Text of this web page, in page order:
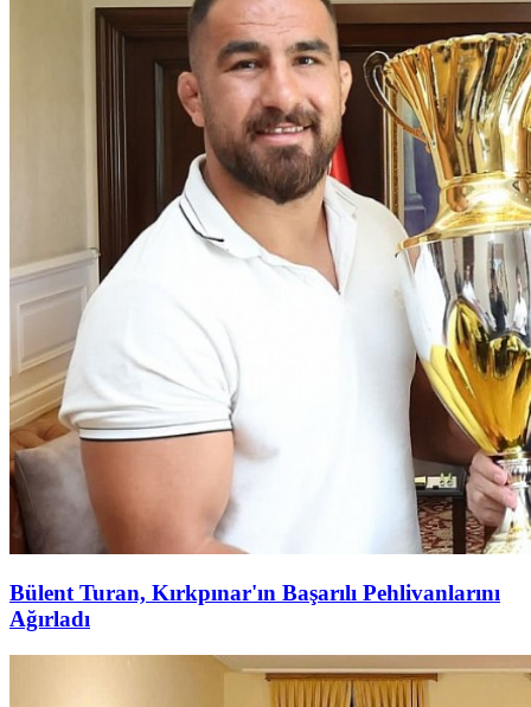
Bülent Turan, Kırkpınar'ın Başarılı Pehlivanlarını
Ağırladı